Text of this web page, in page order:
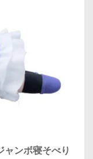
ンボ寝そべり